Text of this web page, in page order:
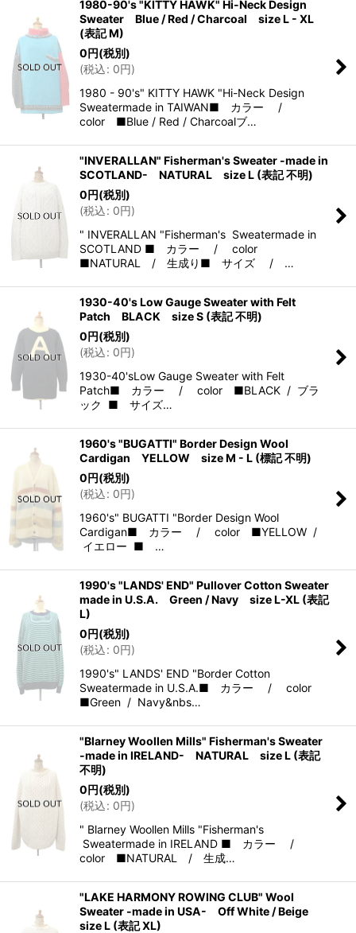
1980-90's "KITTY HAWK" Hi-Neck Design
Sweater Blue / Red / Charcoal size L - XL
(表記 M)
0円(税別)
(税込: 0円)
1980 - 90's" KITTY HAWK "Hi-Neck Design
Sweatermade in TAIWAN■ カラー /
color ■Blue / Red / Charcoalブ…
"INVERALLAN" Fisherman's Sweater -made in
SCOTLAND- NATURAL size L (表記 不明)
0円(税別)
(税込: 0円)
" INVERALLAN "Fisherman's Sweatermade in
SCOTLAND ■ カラー / color
■NATURAL / 生成り■ サイズ / …
1930-40's Low Gauge Sweater with Felt
Patch BLACK size S (表記 不明)
0円(税別)
(税込: 0円)
1930-40'sLow Gauge Sweater with Felt
Patch■ カラー / color ■BLACK / ブラ
ック ■ サイズ…
1960's "BUGATTI" Border Design Wool
Cardigan YELLOW size M - L (標記 不明)
0円(税別)
(税込: 0円)
1960's" BUGATTI "Border Design Wool
Cardigan■ カラー / color ■YELLOW /
イエロー ■ …
1990's "LANDS' END" Pullover Cotton Sweater
made in U.S.A. Green / Navy size L-XL (表記
L)
0円(税別)
(税込: 0円)
1990's" LANDS' END "Border Cotton
Sweatermade in U.S.A.■ カラー / color
■Green / Navy&nbs…
"Blarney Woollen Mills" Fisherman's Sweater
-made in IRELAND- NATURAL size L (表記
不明)
0円(税別)
(税込: 0円)
" Blarney Woollen Mills "Fisherman's
Sweatermade in IRELAND ■ カラー /
color ■NATURAL / 生成…
"LAKE HARMONY ROWING CLUB" Wool
Sweater -made in USA- Off White / Beige
size L (表記 XL)